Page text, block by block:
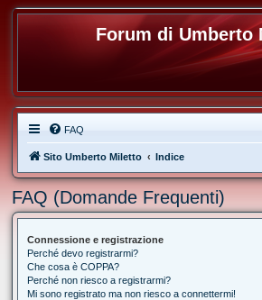
Forum di Umberto
FAQ
Sito Umberto Miletto Indice
FAQ (Domande Frequenti)
Connessione e registrazione
Perché devo registrarmi?
Che cosa è COPPA?
Perché non riesco a registrarmi?
Mi sono registrato ma non riesco a connettermi!